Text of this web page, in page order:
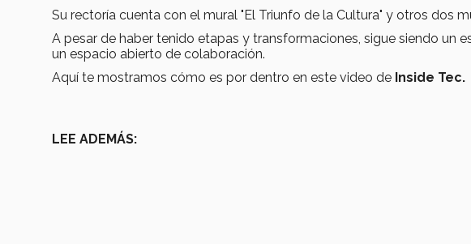
Su rectoría cuenta con el mural "El Triunfo de la Cultura" y otros dos
A pesar de haber tenido etapas y transformaciones, sigue siendo un
un espacio abierto de colaboración.
Aquí te mostramos cómo es por dentro en este video de Inside Tec.
LEE ADEMÁS: